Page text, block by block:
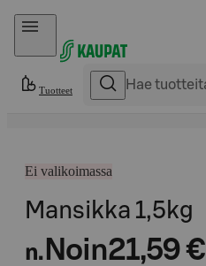
Hyppää sisältöön
Tuotteet
Ei valikoimassa
Mansikka 1,5kg
n. Noin21,59 €